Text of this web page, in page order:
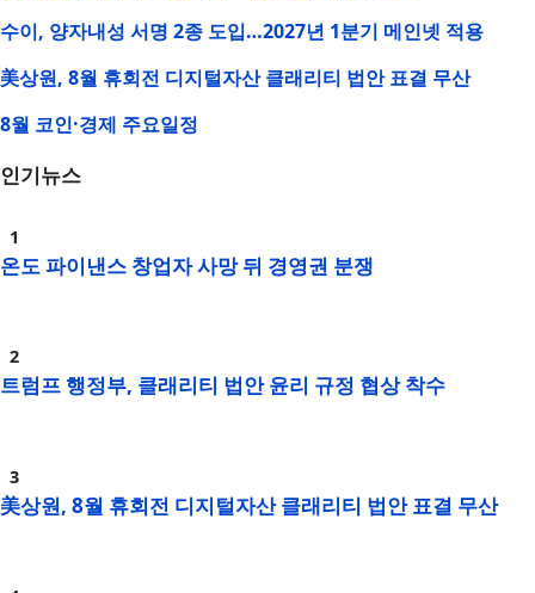
수이, 양자내성 서명 2종 도입…2027년 1분기 메인넷 적용
美상원, 8월 휴회전 디지털자산 클래리티 법안 표결 무산
8월 코인·경제 주요일정
인기뉴스
온도 파이낸스 창업자 사망 뒤 경영권 분쟁
트럼프 행정부, 클래리티 법안 윤리 규정 협상 착수
美상원, 8월 휴회전 디지털자산 클래리티 법안 표결 무산